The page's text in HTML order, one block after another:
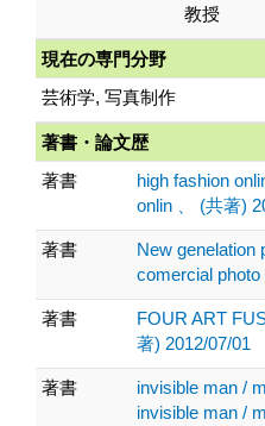
教授
現在の専門分野
芸術学, 写真制作
著書・論文歴
著書
high fashion
onlin 、 (共著)
著書
New genelation
comercial
著書
FOUR ART
著) 2012/07/01
著書
invisible man /
invisible man /